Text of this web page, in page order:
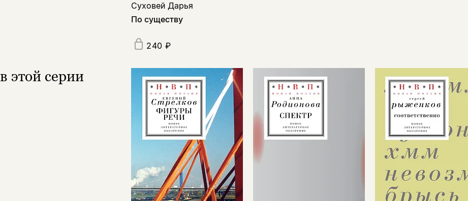
Суховей Дарья
По существу
240 ₽
в этой серии